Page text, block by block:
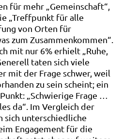
für mehr „Gemeinschaft“,
„Treffpunkt für alle
von Orten für
zum Zusammenkommen“.
mit nur 6% erhielt „Ruhe,
taten sich viele
mit der Frage schwer, weil
zu sein scheint; ein
„Schwierige Frage …
da“. Im Vergleich der
sich unterschiedliche
Engagement für die